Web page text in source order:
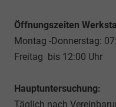
Öffnungszeiten
Montag -Donnerstag:
Freitag bis 12:00 Uhr
Hauptuntersuchung:
Täglich nach